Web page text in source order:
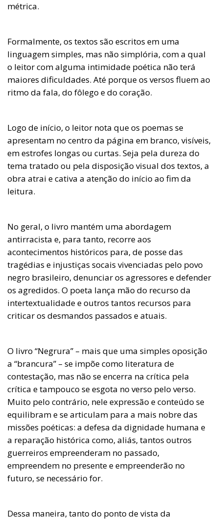
métrica.
Formalmente, os textos são escritos em uma
linguagem simples, mas não simplória, com a qual
o leitor com alguma intimidade poética não terá
maiores dificuldades. Até porque os versos fluem ao
ritmo da fala, do fôlego e do coração.
Logo de início, o leitor nota que os poemas se
apresentam no centro da página em branco, visíveis,
em estrofes longas ou curtas. Seja pela dureza do
tema tratado ou pela disposição visual dos textos, a
obra atrai e cativa a atenção do início ao fim da
leitura.
No geral, o livro mantém uma abordagem
antirracista e, para tanto, recorre aos
acontecimentos históricos para, de posse das
tragédias e injustiças socais vivenciadas pelo povo
negro brasileiro, denunciar os agressores e defender
os agredidos. O poeta lança mão do recurso da
intertextualidade e outros tantos recursos para
criticar os desmandos passados e atuais.
O livro “Negrura” – mais que uma simples oposição
a “brancura” – se impõe como literatura de
contestação, mas não se encerra na crítica pela
crítica e tampouco se esgota no verso pelo verso.
Muito pelo contrário, nele expressão e conteúdo se
equilibram e se articulam para a mais nobre das
missões poéticas: a defesa da dignidade humana e
a reparação histórica como, aliás, tantos outros
guerreiros empreenderam no passado,
empreendem no presente e empreenderão no
futuro, se necessário for.
Dessa maneira, tanto do ponto de vista da